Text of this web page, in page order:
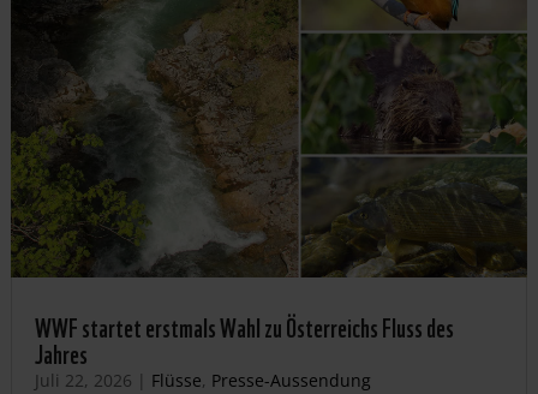
WWF startet erstmals Wahl zu Österreichs Fluss des
Jahres
Juli 22, 2026 | Flüsse, Presse-Aussendung